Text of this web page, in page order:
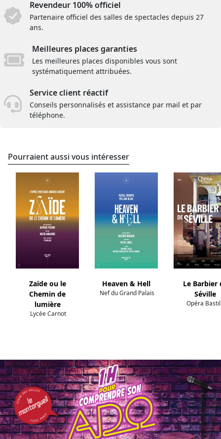
Revendeur 100% officiel
Partenaire officiel des salles de spectacles depuis 27
ans.
Meilleures places garanties
Les meilleures places disponibles vous sont
systématiquement attribuées.
Service client réactif
Conseils personnalisés et assistance par mail et par
téléphone.
Pourraient aussi vous intéresser
Zaïde ou le
Chemin de
lumière
Lycée Carnot
Heaven & Hell
Nef du Grand Palais
Le Barbier
Séville
Opéra